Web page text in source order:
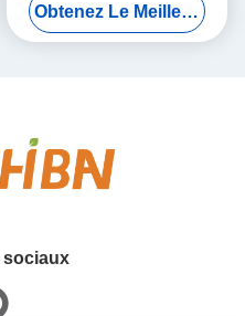
les bords de meubles avec
24 mois de durée de
Obtenez Le Meilleur Prix
sociaux